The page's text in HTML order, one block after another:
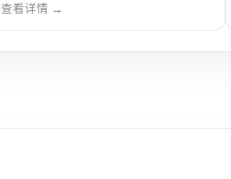
制药样品分离，支持高速离心与冷冻控
查看详情 →